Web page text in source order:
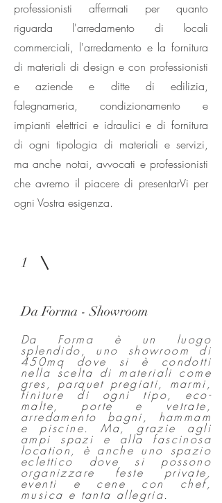
professionisti affermati per quanto
riguarda l'arredamento di locali
commerciali, l'arredamento e la fornitura
di materiali di design e con professionisti
e aziende e ditte di edilizia,
falegnameria, condizionamento e
impianti elettrici e idraulici e di fornitura
di ogni tipologia di materiali e servizi,
ma anche notai, avvocati e professionisti
che avremo il piacere di presentarVi per
ogni Vostra esigenza.
1
Da Forma - Showroom
Da Forma è un luogo
splendido, uno showroom di
450mq dove si è condotti
nella scelta di materiali come
gres, parquet pregiati, marmi,
finiture di ogni tipo, eco-
malte, porte e vetrate,
arredamento bagni, hammam
e piscine. Ma, grazie agli
ampi spazi e alla fascinosa
location, è anche uno spazio
eclettico dove si possono
organizzare feste private,
eventi e cene con chef,
musica e tanta allegria.